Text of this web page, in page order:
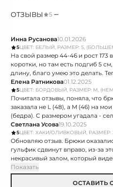
ОТЗЫВЫ 5
Инна Русанова10.01.2026
5ЦВЕТ: БЕЛЫЙ, РАЗМЕР: S,
На свой размер 44-46 и рост 173
коротки, но там есть подгиб 5
длину, благо умею это делать.
Елена Ратникова01.12.2025
5ЦВЕТ: БОРДОВЫЙ, РАЗМЕР: M,
Почитала отзывы, поняла, что
заказала не L (48), а M (46) на
(бедра). С размером угадала -
Светлана Усова19.10.2025
5ЦВЕТ: ХАКИ/ОЛИВКОВЫЙ, РАЗМЕР:
Обновляю отзыв. Брюки
гульфик сдвинут вправо, из-за
некрасивый залом, который
Показать
ОСТАВИТЬ